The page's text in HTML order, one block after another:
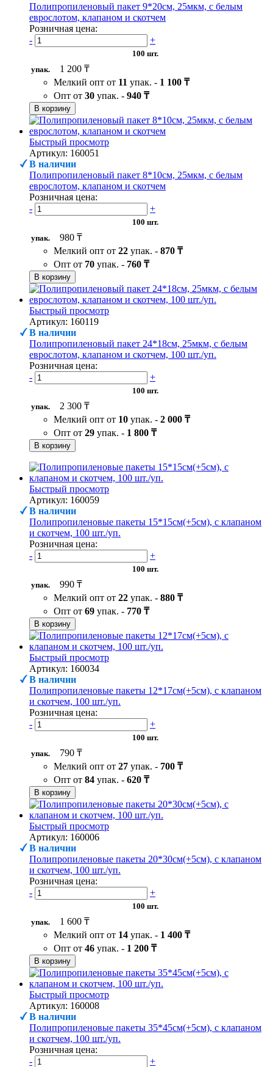
Полипропиленовый пакет 9*20см, 25мкм, с белым
еврослотом, клапаном и скотчем
Розничная цена:
-
+
100 шт.
упак.
1 200 ₸
Мелкий опт от 11 упак. - 1 100 ₸
Опт от 30 упак. - 940 ₸
В корзину
Быстрый просмотр
Артикул: 160051
В наличии
Полипропиленовый пакет 8*10см, 25мкм, с белым
еврослотом, клапаном и скотчем
Розничная цена:
-
+
100 шт.
упак.
980 ₸
Мелкий опт от 22 упак. - 870 ₸
Опт от 70 упак. - 760 ₸
В корзину
Быстрый просмотр
Артикул: 160119
В наличии
Полипропиленовый пакет 24*18см, 25мкм, с белым
еврослотом, клапаном и скотчем, 100 шт./уп.
Розничная цена:
-
+
100 шт.
упак.
2 300 ₸
Мелкий опт от 10 упак. - 2 000 ₸
Опт от 29 упак. - 1 800 ₸
В корзину
Быстрый просмотр
Артикул: 160059
В наличии
Полипропиленовые пакеты 15*15см(+5см), с клапаном
и скотчем, 100 шт./уп.
Розничная цена:
-
+
100 шт.
упак.
990 ₸
Мелкий опт от 22 упак. - 880 ₸
Опт от 69 упак. - 770 ₸
В корзину
Быстрый просмотр
Артикул: 160034
В наличии
Полипропиленовые пакеты 12*17см(+5см), с клапаном
и скотчем, 100 шт./уп.
Розничная цена:
-
+
100 шт.
упак.
790 ₸
Мелкий опт от 27 упак. - 700 ₸
Опт от 84 упак. - 620 ₸
В корзину
Быстрый просмотр
Артикул: 160006
В наличии
Полипропиленовые пакеты 20*30см(+5см), с клапаном
и скотчем, 100 шт./уп.
Розничная цена:
-
+
100 шт.
упак.
1 600 ₸
Мелкий опт от 14 упак. - 1 400 ₸
Опт от 46 упак. - 1 200 ₸
В корзину
Быстрый просмотр
Артикул: 160008
В наличии
Полипропиленовые пакеты 35*45см(+5см), с клапаном
и скотчем, 100 шт./уп.
Розничная цена:
-
+